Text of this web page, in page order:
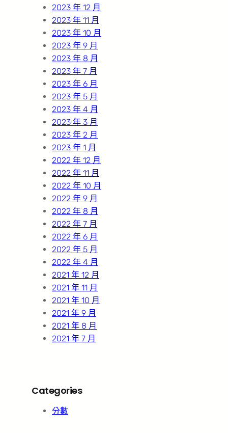
2023 年 12 月
2023 年 11 月
2023 年 10 月
2023 年 9 月
2023 年 8 月
2023 年 7 月
2023 年 6 月
2023 年 5 月
2023 年 4 月
2023 年 3 月
2023 年 2 月
2023 年 1 月
2022 年 12 月
2022 年 11 月
2022 年 10 月
2022 年 9 月
2022 年 8 月
2022 年 7 月
2022 年 6 月
2022 年 5 月
2022 年 4 月
2021 年 12 月
2021 年 11 月
2021 年 10 月
2021 年 9 月
2021 年 8 月
2021 年 7 月
Categories
分數